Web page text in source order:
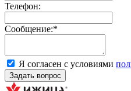
Телефон:
Сообщение:*
Я согласен с условиями